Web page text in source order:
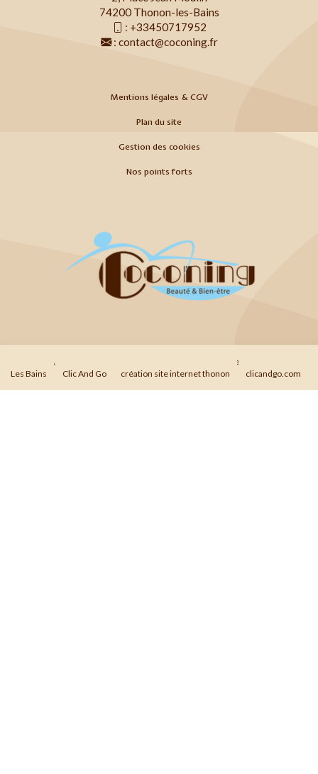
74200 Thonon-les-Bains
: +33450717952
: contact@coconing.fr
Mentions légales & CGV
Plan du site
Gestion des cookies
Nos points forts
Agence Web Thonon Les Bains
Référencement Google Thonon
Les Bains
Clic And Go création site internet thonon clicandgo.com